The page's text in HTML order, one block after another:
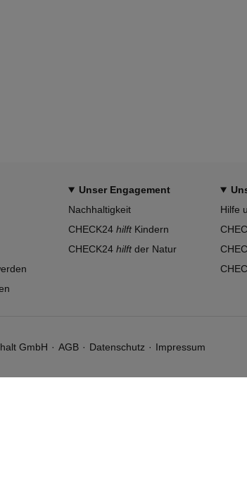
Unser Engagement
Nachhaltigkeit
CHECK24 hilftKindern
CHECK24 hilftder Natur
Hilfe
GmbH AGB Datenschutz Impressum